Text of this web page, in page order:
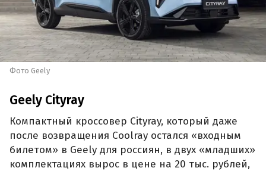
Фото Geely
Geely Cityray
Компактный кроссовер Cityray, который даже
после возвращения Coolray остался «входным
билетом» в Geely для россиян, в двух «младших»
комплектациях вырос в цене на 20 тыс. рублей,